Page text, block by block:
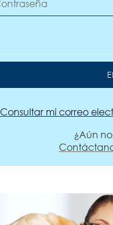
Consultar mi correo
¿Aún